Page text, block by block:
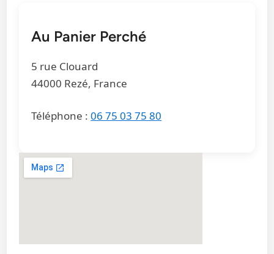
Au Panier Perché
5 rue Clouard
44000 Rezé, France
Téléphone :06 75 03 75 80